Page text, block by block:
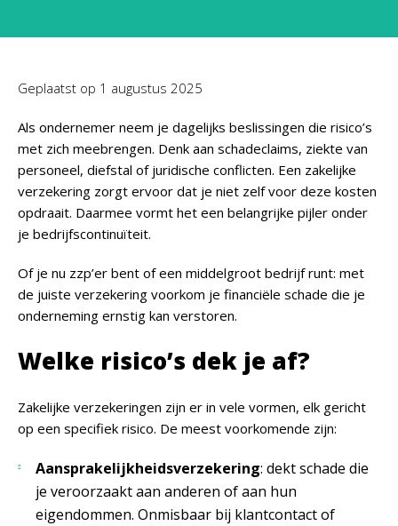
Geplaatst op 1 augustus 2025
Als ondernemer neem je dagelijks beslissingen die risico’s
met zich meebrengen. Denk aan schadeclaims, ziekte van
personeel, diefstal of juridische conflicten. Een zakelijke
verzekering zorgt ervoor dat je niet zelf voor deze kosten
opdraait. Daarmee vormt het een belangrijke pijler onder
je bedrijfscontinuïteit.
Of je nu zzp’er bent of een middelgroot bedrijf runt: met
de juiste verzekering voorkom je financiële schade die je
onderneming ernstig kan verstoren.
Welke risico’s dek je af?
Zakelijke verzekeringen zijn er in vele vormen, elk gericht
op een specifiek risico. De meest voorkomende zijn:
Aansprakelijkheidsverzekering: dekt schade die
je veroorzaakt aan anderen of aan hun
eigendommen. Onmisbaar bij klantcontact of